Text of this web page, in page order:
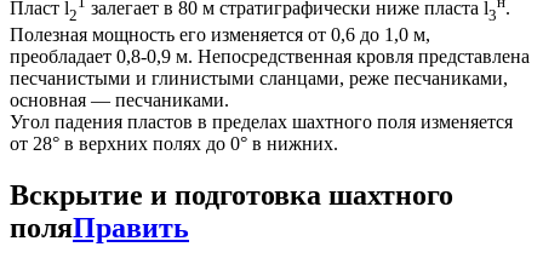
Пласт l2 залегает в 80 м стратиграфически ниже пласта l3 .
Полезная мощность его изменяется от 0,6 до 1,0 м,
преобладает 0,8-0,9 м. Непосредственная кровля представлена
песчанистыми и глинистыми сланцами, реже песчаниками,
основная — песчаниками.
Угол падения пластов в пределах шахтного поля изменяется
от 28° в верхних полях до 0° в нижних.
Вскрытие и подготовка шахтного
поляПравить